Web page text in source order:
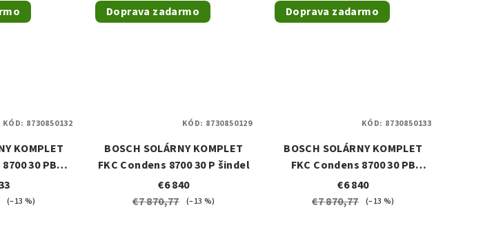
KOMPLET
30 PB
(–13 %)
KÓD: 8730850132
Doprava zadarmo
BOSCH SOLÁRNY KOMPLET
FKC Condens 8700 30 P šindel
€6 840
€7 870,77 (–13 %)
KÓD: 8730850129
Doprava zadarmo
BOSCH SOLÁRNY KOMPLET
FKC Condens 8700 30 PB
šindel
€6 840
€7 870,77 (–13 %)
KÓD: 8730850133